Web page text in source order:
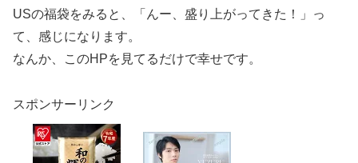
USの福袋をみると、「んー、盛り上がってきた！」っ
て、感じになります。
なんか、このHPを見てるだけで幸せです。
スポンサーリンク